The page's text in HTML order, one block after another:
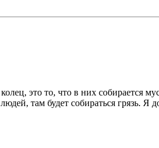
это то, что в них собирается
там будет собираться грязь. Я